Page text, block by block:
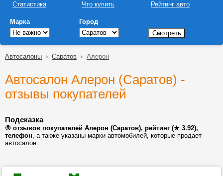
Статистика Что купить Рейтинг авто
Марка Город
Автосалоны › Саратов › Алерон
Автосалон Алерон (Саратов) -
отзывы покупателей
Подсказка
⑨ отзывов покупателей Алерон (Саратов), рейтинг (★ 3.92),
телефон, а также указаны марки автомобилей, которые продает
автосалон.